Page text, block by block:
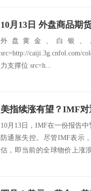
外盘黄金、白银
src=http://caiji.3g.cnfol.com/
力支撑位 src=h...
10月13日，IMF在一份报告
防通胀失控。尽管IMF表示
估，即当前的全球物价上涨